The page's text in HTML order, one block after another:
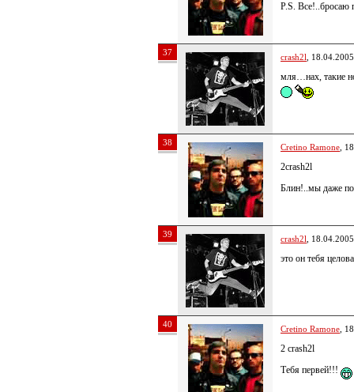
P.S. Все!..бросаю
37 crash2l ,
мля…нах, такие
38 Cretino Ramone ,
2crash2l
Блин!..мы даже
39 crash2l ,
это он тебя
40 Cretino Ramone ,
2 crash2l
Тебя первей!!!